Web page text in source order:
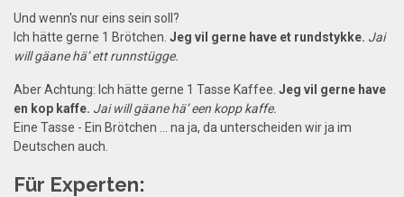
Und wenn's nur eins sein soll?
Ich hätte gerne 1 Brötchen. Jeg vil gerne have et rundstykke. Jai
will gäane hä’ ett runnstügge.
Aber Achtung: Ich hätte gerne 1 Tasse Kaffee. Jeg vil gerne have
en kop kaffe. Jai will gäane hä’ een kopp kaffe.
Eine Tasse - Ein Brötchen ... na ja, da unterscheiden wir ja im
Deutschen auch.
Für Experten: